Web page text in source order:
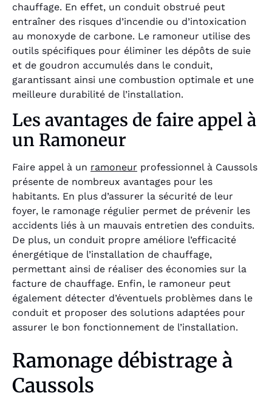
chauffage. En effet, un conduit obstrué peut
entraîner des risques d’incendie ou d’intoxication
au monoxyde de carbone. Le ramoneur utilise des
outils spécifiques pour éliminer les dépôts de suie
et de goudron accumulés dans le conduit,
garantissant ainsi une combustion optimale et une
meilleure durabilité de l’installation.
Les avantages de faire appel à
un Ramoneur
Faire appel à un ramoneur professionnel à Caussols
présente de nombreux avantages pour les
habitants. En plus d’assurer la sécurité de leur
foyer, le ramonage régulier permet de prévenir les
accidents liés à un mauvais entretien des conduits.
De plus, un conduit propre améliore l’efficacité
énergétique de l’installation de chauffage,
permettant ainsi de réaliser des économies sur la
facture de chauffage. Enfin, le ramoneur peut
également détecter d’éventuels problèmes dans le
conduit et proposer des solutions adaptées pour
assurer le bon fonctionnement de l’installation.
Ramonage débistrage à
Caussols